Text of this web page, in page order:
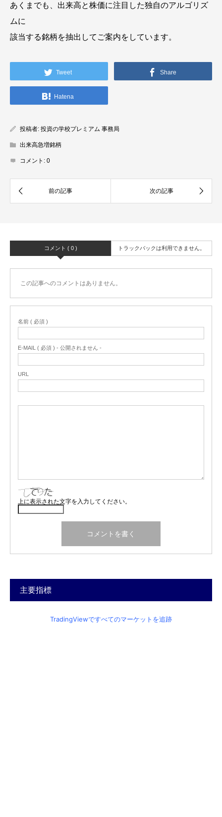
あくまでも、出来高と株価に注目した独自のアルゴリズ
ムに
該当する銘柄を抽出してご案内をしています。
Tweet Share
Hatena
投稿者: 投資の学校プレミアム 事務局
出来高急増銘柄
コメント: 0
コメント ( 0 ) トラックバックは利用できません。
この記事へのコメントはありません。
名前 ( 必須 )
E-MAIL ( 必須 ) - 公開されません -
URL
上に表示された文字を入力してください。
主要指標
TradingViewですべてのマーケットを追跡